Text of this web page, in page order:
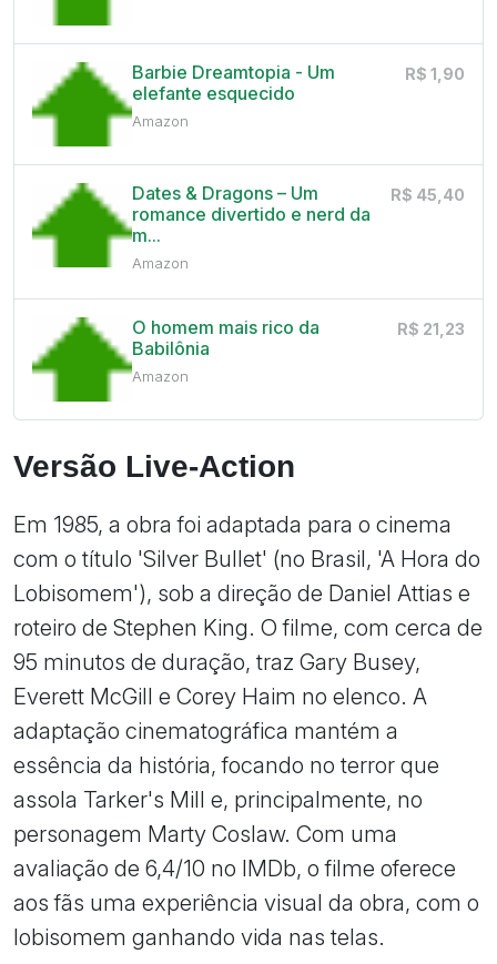
Barbie Dreamtopia - Um
elefante esquecido
Amazon
R$ 1,90
Dates & Dragons – Um
romance divertido e nerd da
m...
Amazon
R$ 45,40
O homem mais rico da
Babilônia
Amazon
R$ 21,23
Versão Live-Action
Em 1985, a obra foi adaptada para o cinema
com o título 'Silver Bullet' (no Brasil, 'A Hora do
Lobisomem'), sob a direção de Daniel Attias e
roteiro de Stephen King. O filme, com cerca de
95 minutos de duração, traz Gary Busey,
Everett McGill e Corey Haim no elenco. A
adaptação cinematográfica mantém a
essência da história, focando no terror que
assola Tarker's Mill e, principalmente, no
personagem Marty Coslaw. Com uma
avaliação de 6,4/10 no IMDb, o filme oferece
aos fãs uma experiência visual da obra, com o
lobisomem ganhando vida nas telas.